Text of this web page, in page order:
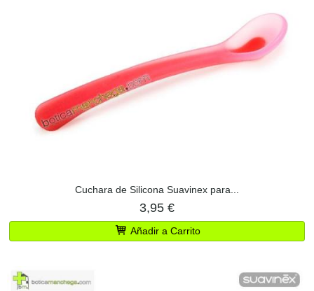
Cuchara de Silicona Suavinex para...
3,95 €
Añadir a Carrito